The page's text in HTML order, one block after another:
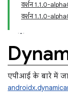
वर्शन 1.1.0-
वर्शन 1.1.0-
एपीआई के बारे में